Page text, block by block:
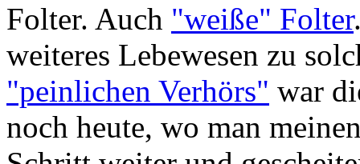
Folter. Auch "weiße" Folter
weiteres Lebewesen zu
"peinlichen Verhörs" war
noch heute, wo man